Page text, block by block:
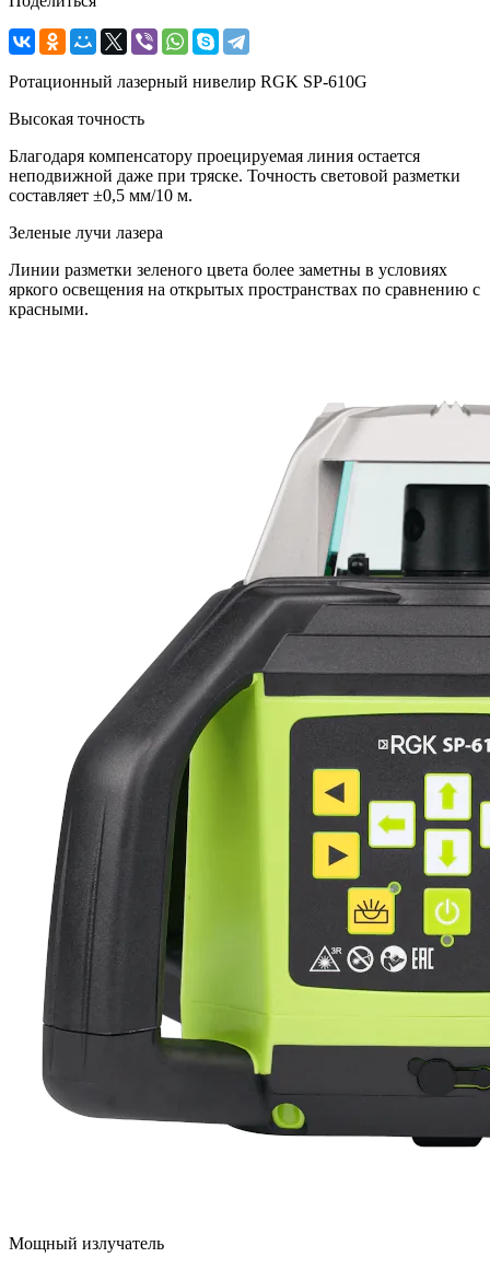
Ротационный лазерный нивелир RGK SP-610G
Высокая точность
Благодаря компенсатору проецируемая линия остается
неподвижной даже при тряске. Точность световой разметки
составляет ±0,5 мм/10 м.
Зеленые лучи лазера
Линии разметки зеленого цвета более заметны в условиях
яркого освещения на открытых пространствах по сравнению с
красными.
Мощный излучатель